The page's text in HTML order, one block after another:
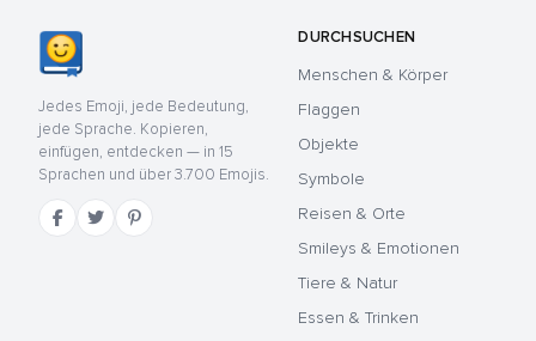
Jedes Emoji, jede Bedeutung,
jede Sprache. Kopieren,
einfügen, entdecken — in 15
Sprachen und über 3.700 Emojis.
DURCHSUCHEN
Menschen & Körper
Flaggen
Objekte
Symbole
Reisen & Orte
Smileys & Emotionen
Tiere & Natur
Essen & Trinken